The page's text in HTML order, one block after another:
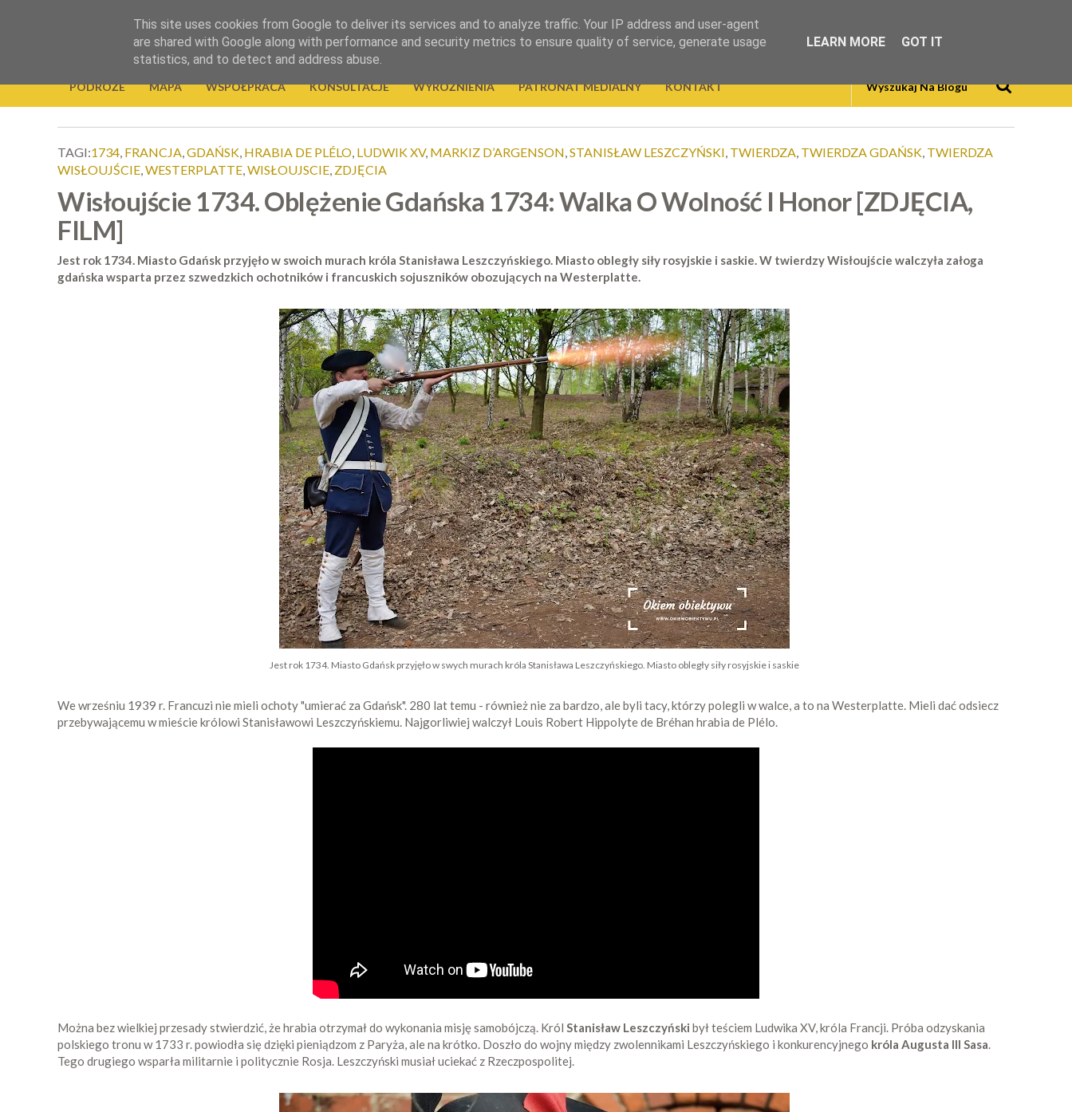
Okiem Obiektywu.
PODRÓŻE MAPA WSPÓŁPRACA KONSULTACJE WYRÓŻNIENIA PATRONAT MEDIALNY KONTAKT
TAGI:1734, FRANCJA,GDAŃSK, HRABIA DE PLÉLO, LUDWIK XV, MARKIZ D’ARGENSON,STANISŁAW LESZCZYŃSKI, TWIERDZA, TWIERDZA GDAŃSK, TWIERDZA
WISŁOUJŚCIE,WESTERPLATTE,WISŁOUJSCIE, ZDJĘCIA
Wisłoujście 1734. Oblężenie Gdańska 1734: Walka O Wolność I Honor [ZDJĘCIA,
FILM]
Jest rok 1734. Miasto Gdańsk przyjęło w swoich murach króla Stanisława Leszczyńskiego. Miasto obległy siły rosyjskie i saskie. W twierdzy Wisłoujście walczyła załoga
gdańska wsparta przez szwedzkich ochotników i francuskich sojuszników obozujących na Westerplatte.
Jest rok 1734. Miasto Gdańsk przyjęło w swych murach króla Stanisława Leszczyńskiego. Miasto obległy siły rosyjskie i saskie
We wrześniu 1939 r. Francuzi nie mieli ochoty "umierać za Gdańsk". 280 lat temu - również nie za bardzo, ale byli tacy, którzy polegli w walce, a to na Westerplatte. Mieli dać odsiecz
przebywającemu w mieście królowi Stanisławowi Leszczyńskiemu. Najgorliwiej walczył Louis Robert Hippolyte de Bréhan hrabia de Plélo.
Można bez wielkiej przesady stwierdzić, że hrabia otrzymał do wykonania misję samobójczą. Król Stanisław Leszczyński był teściem Ludwika XV, króla Francji. Próba odzyskania
polskiego tronu w 1733 r. powiodła się dzięki pieniądzom z Paryża, ale na krótko. Doszło do wojny między zwolennikami Leszczyńskiego i konkurencyjnego króla Augusta III Sasa
Tego drugiego wsparła militarnie i politycznie Rosja. Leszczyński musiał uciekać z Rzeczpospolitej.
This site uses cookies from Google to deliver its services and to analyze traffic. Your IP address and user-agent
are shared with Google along with performance and security metrics to ensure quality of service, generate usage
statistics, and to detect and address abuse.
LEARN MORE GOT IT